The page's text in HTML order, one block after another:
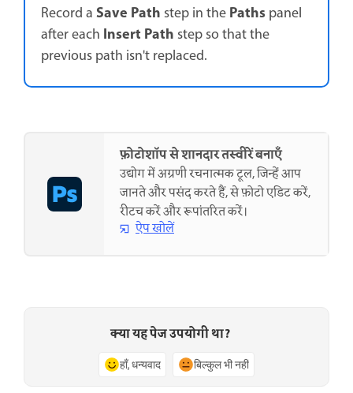
Record a Save Path step in thePathspanel
after each Insert Path step so that the
previous path isn't replaced.
फ़ोटोशॉप से शानदार तस्वीरें बनाएँ
उद्योग में अग्रणी रचनात्मक टूल, जिन्हें आप
जानते और पसंद करते हैं, से फ़ोटो एडिट करें,
रीटच करें और रूपांतरित करें।
ऐप खोलें
क्या यह पेज उपयोगी था?
हाँ, धन्यवाद बिल्कुल भी नहीं